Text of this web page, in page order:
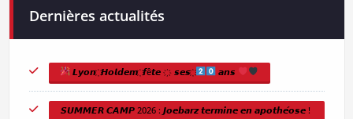
Dernières actualités
𝙇𝙮𝙤𝙣 ҉ 𝙃𝙤𝙡𝙙𝙚𝙢 ҉ 𝙛ê𝙩𝙚 ҉ 𝙨𝙚𝙨 ҉ 𝙖𝙣𝙨
𝙎𝙐𝙈𝙈𝙀𝙍 𝘾𝘼𝙈𝙋 2026 : 𝙅𝙤𝙚𝙗𝙖𝙧𝙯 𝙩𝙚𝙧𝙢𝙞𝙣𝙚 𝙚𝙣 𝙖𝙥𝙤𝙩𝙝𝙚́𝙤𝙨𝙚 !